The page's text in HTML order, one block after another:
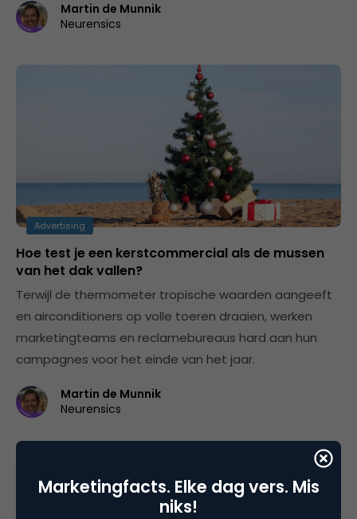
Martin de Munnik
Neurensics
Advertising
Hoe test je een kerstcommercial als de mussen
van het dak vallen?
Terwijl de thermometer tropische waarden aangeeft
en airconditioners op volle toeren draaien, werken
marketingteams en reclamebureaus hard aan hun
campagnes voor het einde van het jaar.
Martin de Munnik
Neurensics
Marketingfacts. Elke dag vers. Mis
niks!